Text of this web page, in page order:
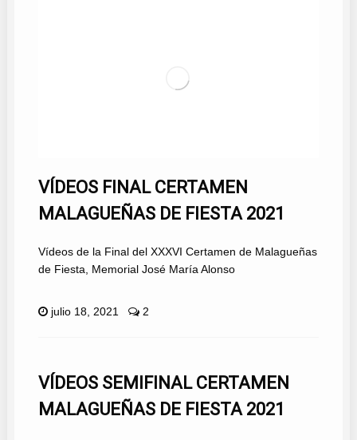
VÍDEOS FINAL CERTAMEN
MALAGUEÑAS DE FIESTA 2021
Vídeos de la Final del XXXVI Certamen de Malagueñas
de Fiesta, Memorial José María Alonso
julio 18, 2021 2
VÍDEOS SEMIFINAL CERTAMEN
MALAGUEÑAS DE FIESTA 2021